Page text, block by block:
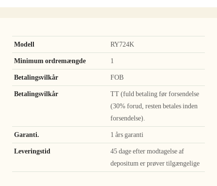
Modell RY724K
Minimum ordremængde 1
Betalingsvilkår FOB
Betalingsvilkår
TT (fuld betaling før forsendelse
(30% forud, resten betales inden
forsendelse).
Garanti. 1 års garanti
Leveringstid
45 dage efter modtagelse af
depositum er prøver tilgængelige